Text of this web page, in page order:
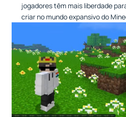
jogadores têm mais liberdade
criar no mundo expansivo do